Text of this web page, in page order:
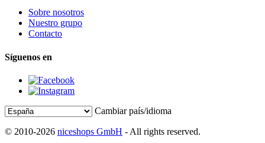
Sobre nosotros
Nuestro grupo
Contacto
Síguenos en
Cambiar país/idioma
© 2010-2026 niceshops GmbH - All rights reserved.